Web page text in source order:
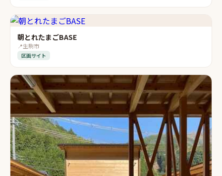
朝とれたまごBASE
📍生駒市
区画サイト